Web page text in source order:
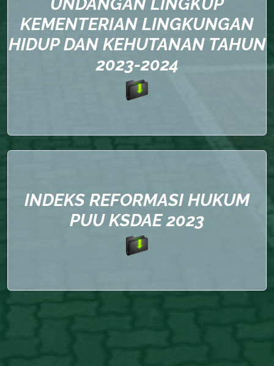
KEMENTERIAN LINGKUNGAN
HIDUP DAN KEHUTANAN TAHUN
2023-2024
INDEKS REFORMASI HUKUM
PUU KSDAE 2023